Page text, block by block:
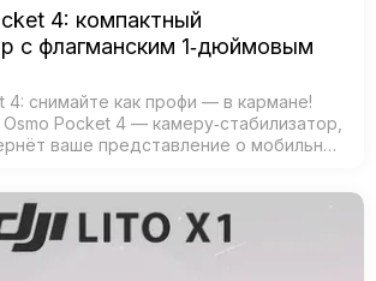
4: компактный
с флагманским 1‑дюймовым
4: снимайте как профи — в кармане!
Pocket 4 — камеру‑стабилизатор,
ваше представление о мобильной